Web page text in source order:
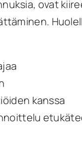
ovat
kanssa